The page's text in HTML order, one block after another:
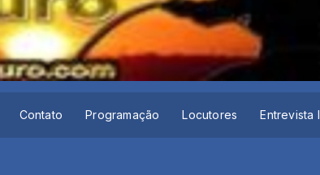
Contato Programação Locutores Entrevista I